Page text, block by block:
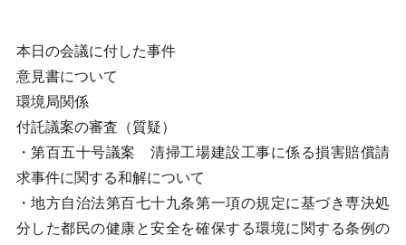
本日の会議に付した事件
意見書について
環境局関係
付託議案の審査（質疑）
・第百五十号議案 清掃工場建設工事に係る損害賠償請
求事件に関する和解について
・地方自治法第百七十九条第一項の規定に基づき専決処
分した都民の健康と安全を確保する環境に関する条例の